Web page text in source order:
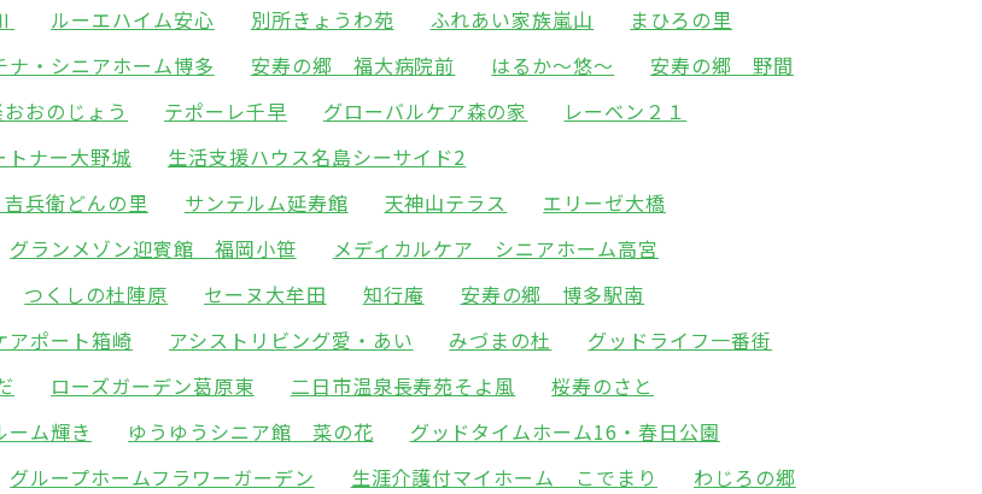
ルーエハイム安心 別所きょうわ苑 ふれあい家族嵐山
まひろの里
ナ・シニアホーム博多 安寿の郷 福大病院前 はるか～悠～
安寿の郷 野間
おのじょう テポーレ千早 グローバルケア森の家
レーベン２１
トナー大野城
生活支援ハウス名島シーサイド2
兵衛どんの里 サンテルム延寿館 天神山テラス
エリーゼ大橋
グランメゾン迎賓館 福岡小笹
メディカルケア シニアホーム高宮
つくしの杜陣原 セーヌ大牟田 知行庵
安寿の郷 博多駅南
アポート箱崎 アシストリビング愛・あい みづまの杜
グッドライフ一番街
ローズガーデン葛原東 二日市温泉長寿苑そよ風
桜寿のさと
ーム輝き ゆうゆうシニア館 菜の花
グッドタイムホーム16・春日公園
グループホームフラワーガーデン 生涯介護付マイホーム こでまり
わじろの郷